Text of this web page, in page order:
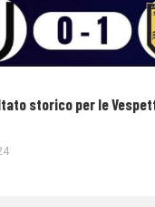
storico per le